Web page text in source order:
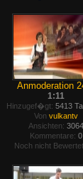
Anmoderation
1:11
Hinzugef�gt: 5413
Von vulkantv
Ansichten: 3064
Kommentare: 0
Noch nicht Bewertet